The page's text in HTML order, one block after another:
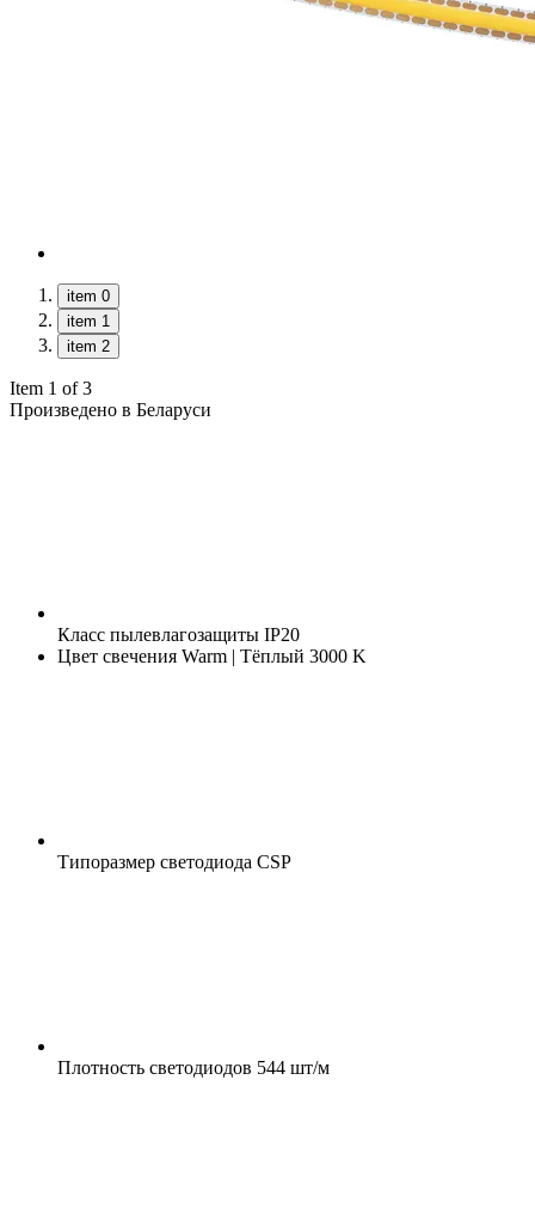
item 0
item 1
item 2
Item 1 of 3
Произведено в Беларуси
Класс пылевлагозащиты IP20
Цвет свечения Warm | Тёплый 3000 K
Типоразмер светодиода CSP
Плотность светодиодов 544 шт/м